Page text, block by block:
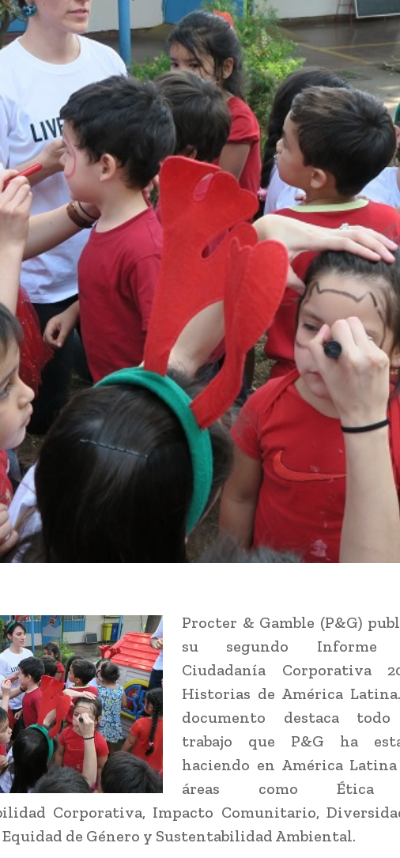
Procter & Gamble (P&G)
su segundo Informe
Ciudadanía Corporativa
Historias de América
documento destaca
trabajo que P&G ha
haciendo en América
áreas como
Corporativa, Impacto Comunitario,
de Género y Sustentabilidad Ambiental.